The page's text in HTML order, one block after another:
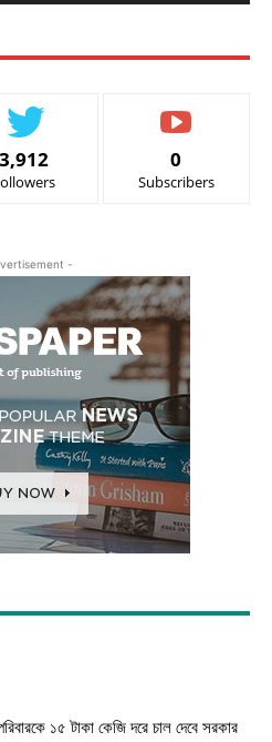
3,912 0
Subscribers
-
১৫ টাকা কেজি দরে চাল দেবে সরকার